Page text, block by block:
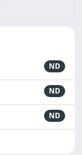
ND
ND
ND